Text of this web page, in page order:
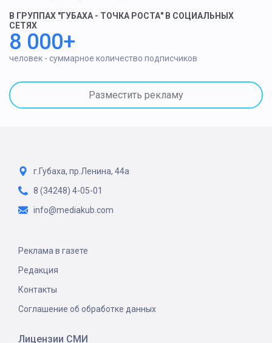
В ГРУППАХ "ГУБАХА - ТОЧКА РОСТА" В СОЦИАЛЬНЫХ
СЕТЯХ
8 000+
человек - суммарное количество подписчиков
Разместить рекламу
г.Губаха, пр.Ленина, 44а
8 (34248) 4-05-01
info@mediakub.com
Реклама в газете
Редакция
Контакты
Соглашение об обработке данных
Лицензии СМИ